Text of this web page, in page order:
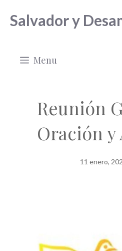
Salvador y
Menu
Reunión
Oración y
11 enero,